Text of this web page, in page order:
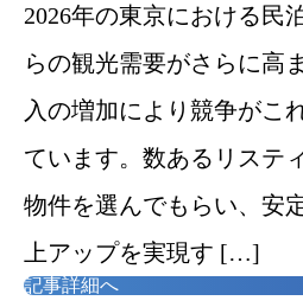
2026年の東京における民
らの観光需要がさらに高
入の増加により競争がこ
ています。数あるリステ
物件を選んでもらい、安
上アップを実現す […]
記事詳細へ